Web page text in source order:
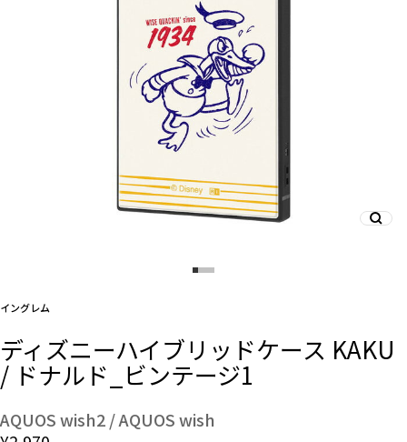
デザインから探す
事業内容
会社概要
イングレム
ディズニーハイブリッドケース KAKU
/ ドナルド_ビンテージ1
AQUOS wish2 / AQUOS wish